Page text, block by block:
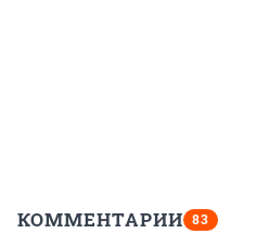
КОММЕНТАРИИ 83